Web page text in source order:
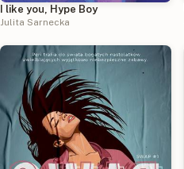
I like you, Hype Boy
Julita Sarnecka